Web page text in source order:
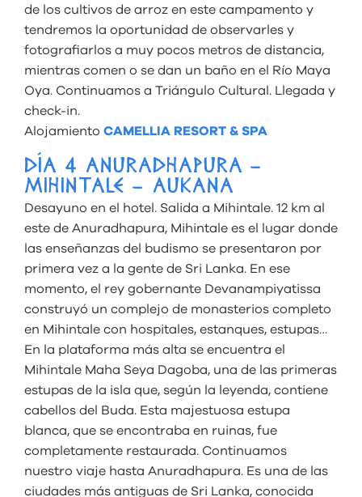
de los cultivos de arroz en este campamento y
tendremos la oportunidad de observarles y
fotografiarlos a muy pocos metros de distancia,
mientras comen o se dan un baño en el Río Maya
Oya. Continuamos a Triángulo Cultural. Llegada y
check-in.
Alojamiento CAMELLIA RESORT & SPA
DÍA 4 ANURADHAPURA –
MIHINTALE – AUKANA
Desayuno en el hotel. Salida a Mihintale. 12 km al
este de Anuradhapura, Mihintale es el lugar donde
las enseñanzas del budismo se presentaron por
primera vez a la gente de Sri Lanka. En ese
momento, el rey gobernante Devanampiyatissa
construyó un complejo de monasterios completo
en Mihintale con hospitales, estanques, estupas…
En la plataforma más alta se encuentra el
Mihintale Maha Seya Dagoba, una de las primeras
estupas de la isla que, según la leyenda, contiene
cabellos del Buda. Esta majestuosa estupa
blanca, que se encontraba en ruinas, fue
completamente restaurada. Continuamos
nuestro viaje hasta Anuradhapura. Es una de las
ciudades más antiguas de Sri Lanka, conocida